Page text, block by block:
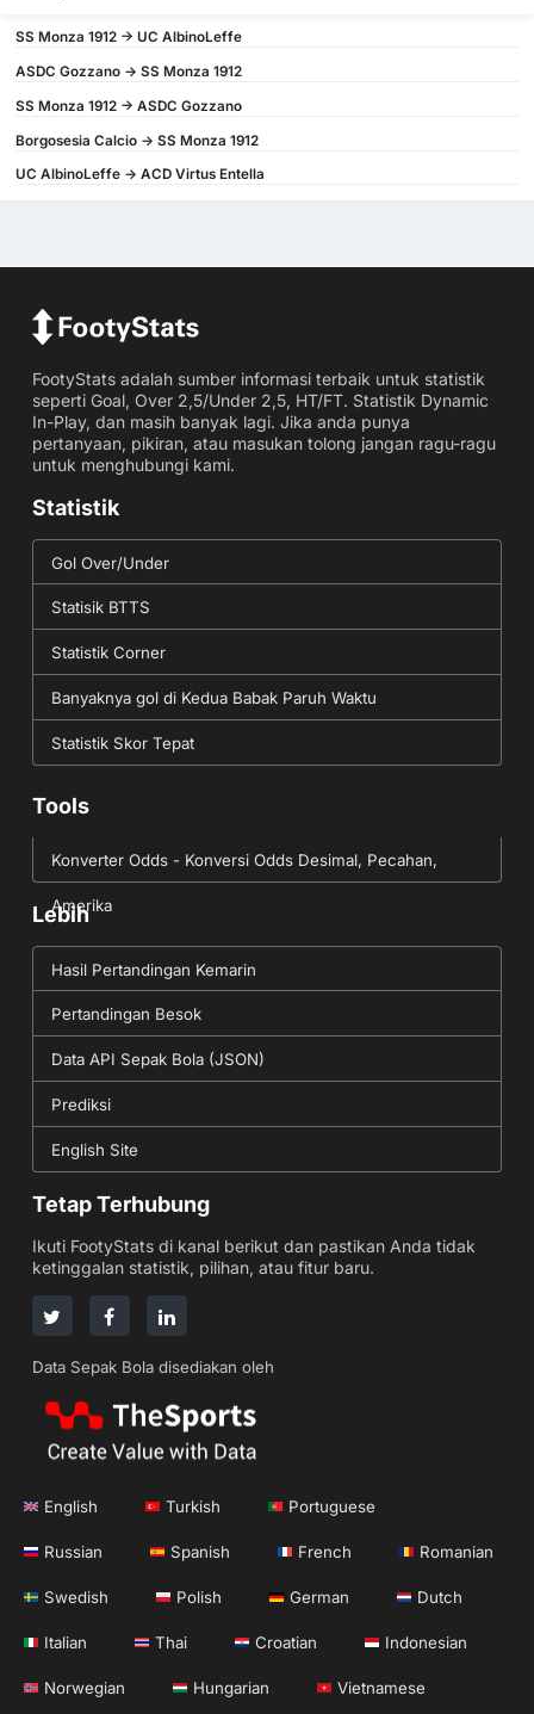
SS Monza 1912 -> UC AlbinoLeffe
ASDC Gozzano -> SS Monza 1912
SS Monza 1912 -> ASDC Gozzano
Borgosesia Calcio -> SS Monza 1912
UC AlbinoLeffe -> ACD Virtus Entella
FootyStats adalah sumber informasi terbaik untuk statistik
seperti Goal, Over 2,5/Under 2,5, HT/FT. Statistik Dynamic
In-Play, dan masih banyak lagi. Jika anda punya
pertanyaan, pikiran, atau masukan tolong jangan ragu-ragu
untuk menghubungi kami.
Statistik
Gol Over/Under
Statisik BTTS
Statistik Corner
Banyaknya gol di Kedua Babak Paruh Waktu
Statistik Skor Tepat
Tools
Konverter Odds - Konversi Odds Desimal, Pecahan,
Amerika
Lebih
Hasil Pertandingan Kemarin
Pertandingan Besok
Data API Sepak Bola (JSON)
Prediksi
English Site
Tetap Terhubung
Ikuti FootyStats di kanal berikut dan pastikan Anda tidak
ketinggalan statistik, pilihan, atau fitur baru.
Data Sepak Bola disediakan oleh
English Turkish Portuguese
Russian Spanish French Romanian
Swedish Polish German Dutch
Italian Thai Croatian Indonesian
Norwegian Hungarian Vietnamese